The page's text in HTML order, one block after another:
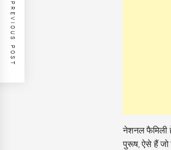
नेशनल फैमिली
पुरूष, ऐसे हैं जो
PREVIOUS POST